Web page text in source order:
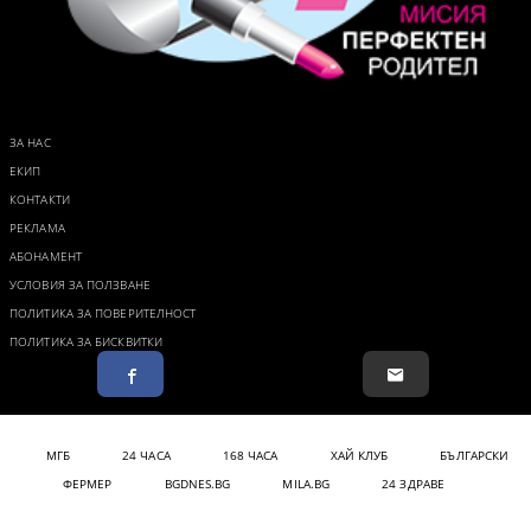
ЗА НАС
ЕКИП
КОНТАКТИ
РЕКЛАМА
АБОНАМЕНТ
УСЛОВИЯ ЗА ПОЛЗВАНЕ
ПОЛИТИКА ЗА ПОВЕРИТЕЛНОСТ
ПОЛИТИКА ЗА БИСКВИТКИ
МГБ 24 ЧАСА 168 ЧАСА ХАЙ КЛУБ
БЪЛГАРСКИ
ФЕРМЕР
BGDNES.BG MILA.BG 24 ЗДРАВЕ